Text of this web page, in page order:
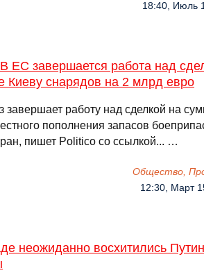
18:40, Июль
ЕС завершается работа над
Киеву снарядов на 2 млрд евро
завершает работу над сделкой на
пополнения запасов
пишет Politico со ссылкой... …
Общество,
12:30, Март
неожиданно восхитились